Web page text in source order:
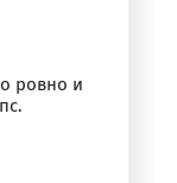
ровно и